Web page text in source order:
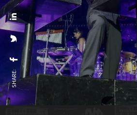
SHARE: